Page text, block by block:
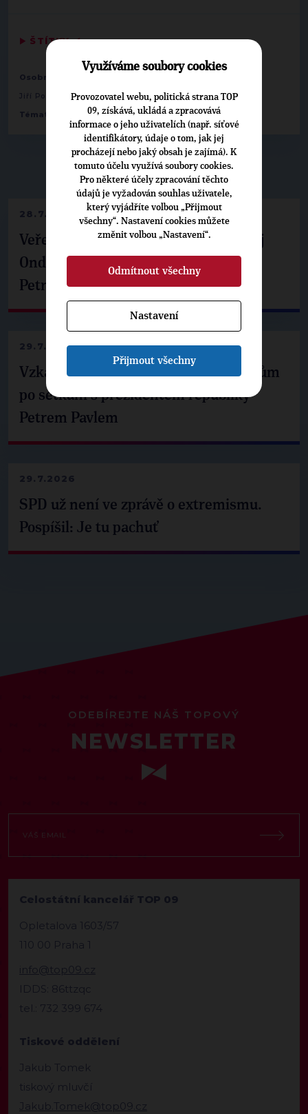
▶NEPŘEHLÉDNĚTE◀
28.7.2026
Veřejné finance, euro i školství. Matěj
Ondřej Havel jednal s prezidentem
Petrem Pavlem
29.7.2026
Vzkaz Matěje Ondřeje Havla příznivcům
po setkání s prezidentem republiky
Petrem Pavlem
29.7.2026
SPD už není ve zprávě o extremismu.
Pospíšil: Je tu pachuť
▶ ŠTÍTKY◀
Osobnosti:
Jiří Pospíšil ,Jaromír Štětina
Témata: Zahraničí
ODEBÍREJTE NÁŠ TOPOVÝ
NEWSLETTER
Celostátní kancelář TOP 09
Opletalova 1603/57
110 00 Praha 1
info@top09.cz
IDDS: 86ttzqc
tel.: 732 399 674
Tiskové oddělení
Jakub Tomek
tiskový mluvčí
Jakub.Tomek@top09.cz
Využíváme soubory cookies
Provozovatel webu, politická strana TOP
09, získává, ukládá a zpracovává
informace o jeho uživatelích (např. síťové
identifikátory, údaje o tom, jak jej
procházejí nebo jaký obsah je zajímá). K
tomuto účelu využívá soubory cookies.
Pro některé účely zpracování těchto
údajů je vyžadován souhlas uživatele,
který vyjádříte volbou „Přijmout
všechny“. Nastavení cookies můžete
změnit volbou „Nastavení“.
Odmítnout všechny
Nastavení
Přijmout všechny